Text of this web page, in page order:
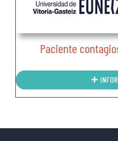
Paciente